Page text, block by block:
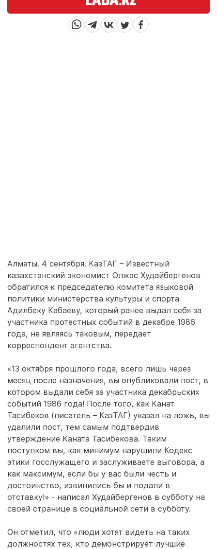
Алматы. 4 сентября. КазТАГ – Известный
казахстанский экономист Олжас Худайбергенов
обратился к председателю комитета языковой
политики министерства культуры и спорта
Адилбеку Кабаеву, который ранее выдал себя за
участника протестных событий в декабре 1986
года, не являясь таковым, передает
корреспондент агентства.
«13 октября прошлого года, всего лишь через
месяц после назначения, вы опубликовали пост, в
котором выдали себя за участника декабрьских
событий 1986 года! После того, как Канат
Тасибеков (писатель – КазТАГ) указал на ложь, вы
удалили пост, тем самым подтвердив
утверждение Каната Тасибекова. Таким
поступком вы, как минимум нарушили Кодекс
этики госслужащего и заслуживаете выговора, а
как максимум, если бы у вас были честь и
достоинство, извинились бы и подали в
отставку!» - написал Худайбергенов в субботу на
своей странице в социальной сети в субботу.
Он отметил, что «люди хотят видеть на таких
должностях тех, кто демонстрирует лучшие